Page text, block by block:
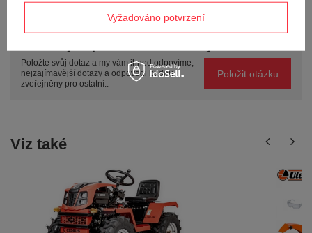
Položte svůj dotaz a my vám ihned odpovíme,
nejzajímavější dotazy a odpovědi budou
zveřejněny pro ostatní..
Položit otázku
Viz také
Vyžadováno potvrzení